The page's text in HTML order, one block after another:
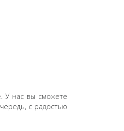
У нас вы сможете
с радостью